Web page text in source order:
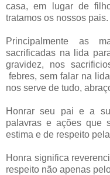
casa, em lugar de
tratamos os nossos pais.
Principalmente as
sacrificadas na lida
gravidez, nos
febres, sem falar na
nos serve de tudo,
Honrar seu pai e a
palavras e ações que
estima e de respeito
Honra significa
respeito não apenas